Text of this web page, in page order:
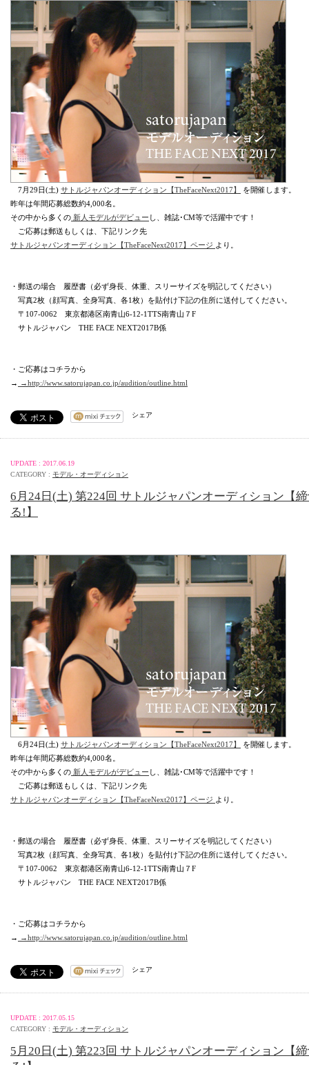
7月29日(土) サトルジャパンオーディション【TheFaceNext2017】
を開催します。
昨年は年間応募総数約4,000名。
その中から多くの 新人モデルがデビュー し、雑誌･CM等で活躍中です！
ご応募は郵送もしくは、下記リンク先
サトルジャパンオーディション【TheFaceNext2017】ページ より。
・郵送の場合 履歴書（必ず身長、体重、スリーサイズを明記してください）
写真2枚（顔写真、全身写真、各1枚）を貼付け下記の住所に送付してください。
〒107-0062 東京都港区南青山6-12-1TTS南青山７F
サトルジャパン THE FACE NEXT2017B係
・ご応募はコチラから
→ →http://www.satorujapan.co.jp/audition/outline.html
シェア
UPDATE : 2017.06.19
CATEGORY : モデル・オーディション
6月24日(土) 第224回 サトルジャパンオーディション【
る!】
6月24日(土) サトルジャパンオーディション【TheFaceNext2017】
を開催します。
昨年は年間応募総数約4,000名。
その中から多くの 新人モデルがデビュー し、雑誌･CM等で活躍中です！
ご応募は郵送もしくは、下記リンク先
サトルジャパンオーディション【TheFaceNext2017】ページ より。
・郵送の場合 履歴書（必ず身長、体重、スリーサイズを明記してください）
写真2枚（顔写真、全身写真、各1枚）を貼付け下記の住所に送付してください。
〒107-0062 東京都港区南青山6-12-1TTS南青山７F
サトルジャパン THE FACE NEXT2017B係
・ご応募はコチラから
→ →http://www.satorujapan.co.jp/audition/outline.html
シェア
UPDATE : 2017.05.15
CATEGORY : モデル・オーディション
5月20日(土) 第223回 サトルジャパンオーディション【